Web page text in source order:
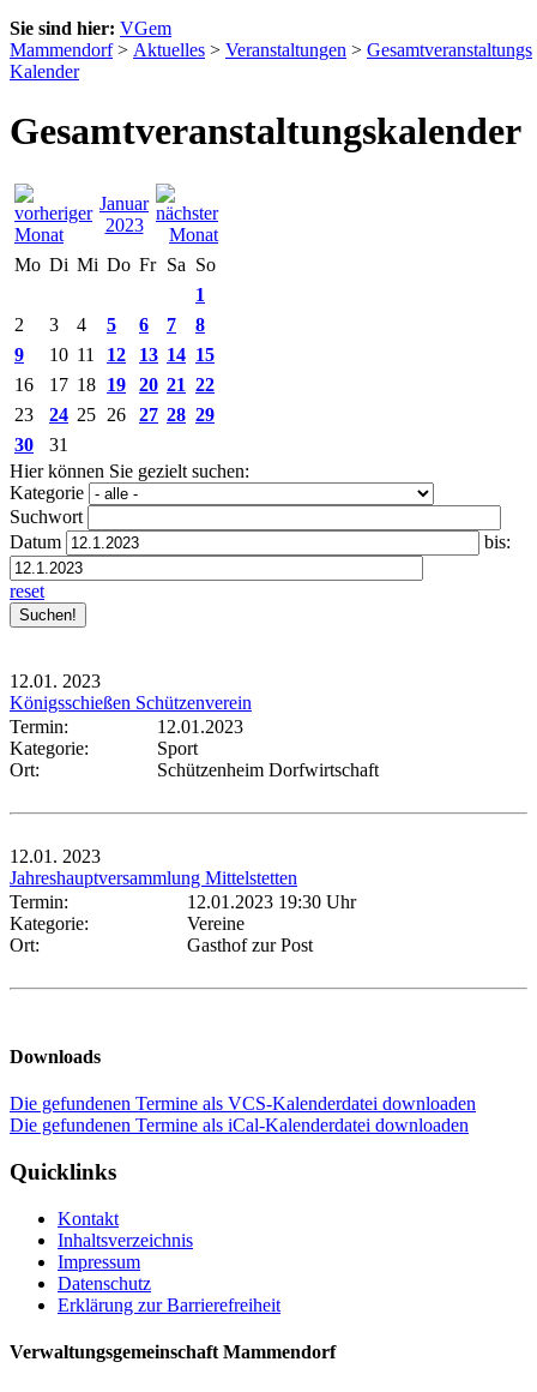
Sie sind hier: VGem
Mammendorf> Aktuelles > Veranstaltungen > Gesamtveranstaltungs
Kalender
Gesamtveranstaltungskalender
Januar
2023
Mo Di Mi Do Fr Sa So
1
2
3 4 5 6 7
8
9
10 11 12 13 14 15
16
17 18 19 20 21 22
23
24 25 26 27 28 29
30
31
Hier können Sie gezielt suchen:
Kategorie
Suchwort
Datum
bis:
reset
12.01. 2023
Königsschießen Schützenverein
Termin:
12.01.2023
Kategorie:
Sport
Ort:
Schützenheim Dorfwirtschaft
12.01. 2023
Jahreshauptversammlung Mittelstetten
Termin:
12.01.2023 19:30 Uhr
Kategorie:
Vereine
Ort:
Gasthof zur Post
Downloads
Die gefundenen Termine als VCS-Kalenderdatei downloaden
Die gefundenen Termine als iCal-Kalenderdatei downloaden
Quicklinks
Kontakt
Inhaltsverzeichnis
Impressum
Datenschutz
Erklärung zur Barrierefreiheit
Verwaltungsgemeinschaft Mammendorf